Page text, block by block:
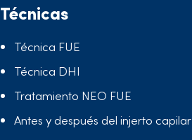
Técnicas
Técnica FUE
Técnica DHI
Tratamiento NEO FUE
Antes y después del injerto capilar